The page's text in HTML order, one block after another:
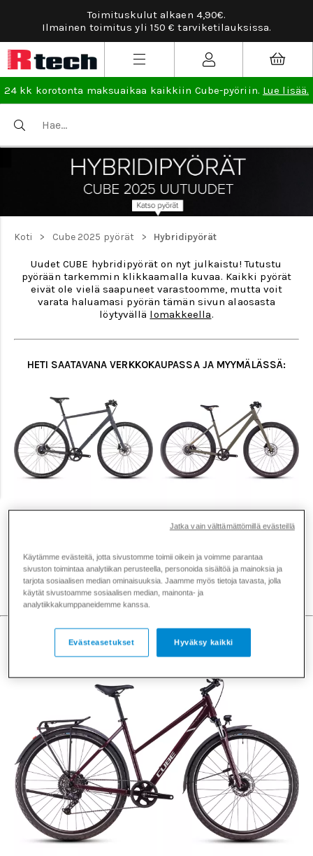
Toimituskulut alkaen 4,90€.
Ilmainen toimitus yli 150 € tarviketilauksissa.
24 kk korotonta maksuaikaa kaikkiin Cube-pyöriin. Lue lisää.
Koti > Cube 2025 pyörät > Hybridipyörät
Uudet CUBE hybridipyörät on nyt julkaistu! Tutustu
pyörään tarkemmin klikkaamalla kuvaa. Kaikki pyörät
eivät ole vielä saapuneet varastoomme, mutta voit
varata haluamasi pyörän tämän sivun alaosasta
löytyvällä lomakkeella.
HETI SAATAVANA VERKKOKAUPASSA JA MYYMÄLÄSSÄ:
1 699 €
CUBE HYDE PRO
TRAPEZE POLKUPYÖRÄ
1 149 €
1/3
Käytämme evästeitä, jotta sivustomme toimii oikein ja voimme parantaa
sivuston toimintaa analytiikan perusteella, personoida sisältöä ja mainoksia ja
tarjota sosiaalisen median ominaisuuksia. Jaamme myös tietoja tavasta, jolla
käytät sivustoamme sosiaalisen median, mainonta- ja
analytiikkakumppaneidemme kanssa.
Hyväksy kaikki
Evästeasetukset
Jatka vain välttämättömillä evästeillä